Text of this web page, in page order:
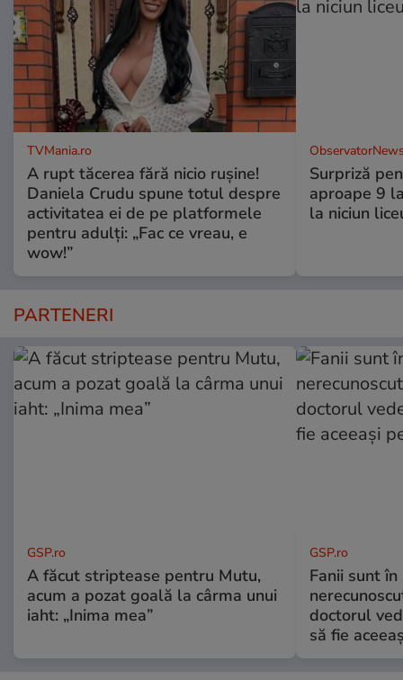
TVMania.ro
A rupt tăcerea fără nicio rușine!
Daniela Crudu spune totul despre
activitatea ei de pe platformele
pentru adulți: „Fac ce vreau, e
wow!”
Surpriză
aproape 9
la niciun
PARTENERI
GSP.ro
A făcut striptease pentru Mutu,
acum a pozat goală la cârma unui
iaht: „Inima mea”
GSP.ro
Fanii sunt în
doctorul
să fie